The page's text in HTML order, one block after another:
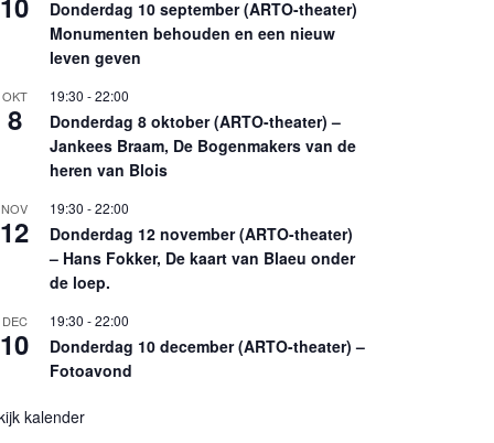
Donderdag 10 september (ARTO-theater)
Monumenten behouden en een nieuw
leven geven
OKT
8
19:30 -22:00
Donderdag 8 oktober (ARTO-theater) –
Jankees Braam, De Bogenmakers van de
heren van Blois
NOV
12
19:30 -22:00
Donderdag 12 november (ARTO-theater)
– Hans Fokker, De kaart van Blaeu onder
de loep.
DEC
10
19:30 -22:00
Donderdag 10 december (ARTO-theater) –
Fotoavond
kalender